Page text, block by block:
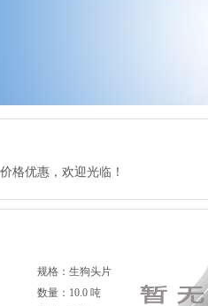
格优惠，欢迎光临！
规格：生狗头片
数量：10.0 吨